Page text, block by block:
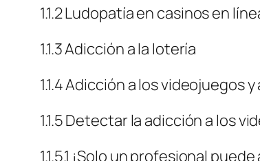
1.1.2 Ludopatía en casinos en
1.1.3 Adicción a la lotería
1.1.4 Adicción a los videojuegos
1.1.5 Detectar la adicción a los
1.1.5.1 ¡Solo un profesional